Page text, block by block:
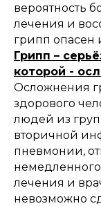
вероятность
лечения и
грипп
Грипп –
которой -
Осложнения
здорового
людей из
вторичной
пневмонии,
лечения и
невозможно